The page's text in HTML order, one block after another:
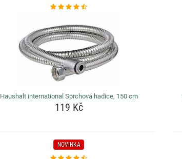
Haushalt international Sprchová hadice, 150 cm
119 Kč
NOVINKA